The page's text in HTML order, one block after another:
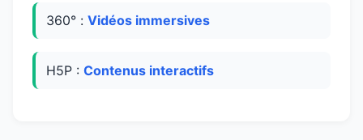
360° : Vidéos immersives
H5P : Contenus interactifs